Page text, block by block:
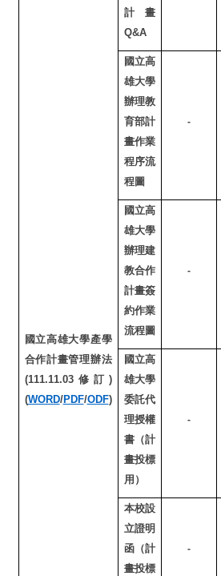
國立高雄大學產學
合作計畫管理辦法
(111.11.03修訂)
(WORD/PDF/ODF)
計畫
Q&A
國立高
雄大學
辦理教
育部計
畫作業
程序流
程圖
-
國立高
雄大學
辦理建
教合作
計畫簽
約作業
流程圖
-
國立高
雄大學
委託代
理授權
書（計
畫投標
用）
-
本校設
立證明
函（計
畫投標
-